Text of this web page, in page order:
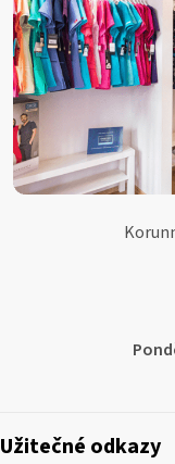
Užitečné odkazy